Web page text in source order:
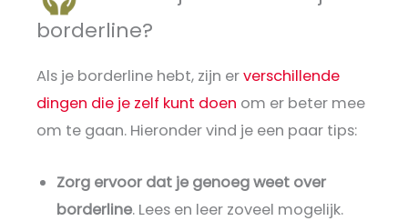
borderline?
Als je borderline hebt, zijn erverschillende
dingen die je zelf kunt doen om er beter mee
om te gaan. Hieronder vind je een paar tips:
Zorg ervoor dat je genoeg weet over
borderline. Lees en leer zoveel mogelijk.